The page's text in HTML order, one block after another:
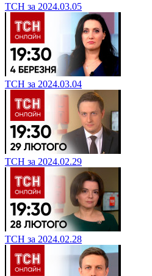
ТСН за 2024.03.05
ТСН за 2024.03.04
ТСН за 2024.02.29
ТСН за 2024.02.28